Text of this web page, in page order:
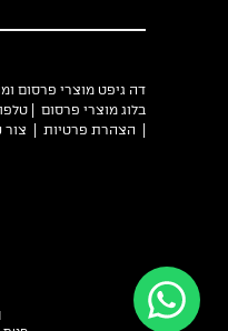
דה גיפט מוצרי פרסום
בלוג מוצרי פרסום | טלפון 03-
הצהרת פרטיות